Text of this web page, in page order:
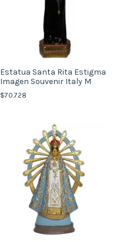
Estatua Santa Rita Estigma
Imagen Souvenir Italy M
$70.728